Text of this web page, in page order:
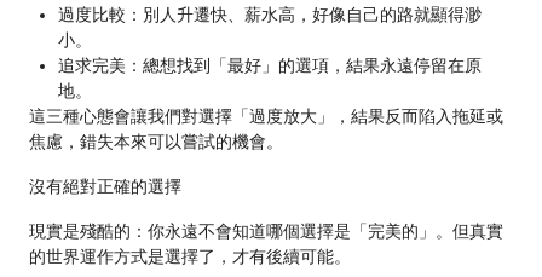
過度比較：別人升遷快、薪水高，好像自己的路就顯得渺
小。
追求完美：總想找到「最好」的選項，結果永遠停留在原
地。
這三種心態會讓我們對選擇「過度放大」，結果反而陷入拖延或
焦慮，錯失本來可以嘗試的機會。
沒有絕對正確的選擇
現實是殘酷的：你永遠不會知道哪個選擇是「完美的」。但真實
的世界運作方式是選擇了，才有後續可能。